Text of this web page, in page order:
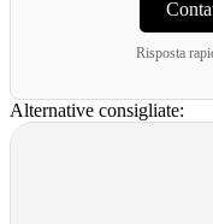
Risposta
Alternative consigliate: